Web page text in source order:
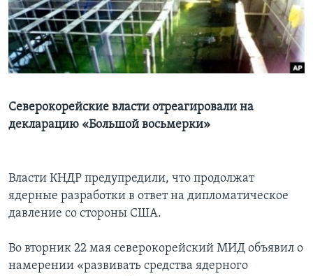
Learning English
СОЦИАЛЬНЫЕ СЕТИ
Языки
Северокорейские власти отреагировали на
декларацию «Большой восьмерки»
Власти КНДР предупредили, что продолжат
ядерные разработки в ответ на дипломатическое
давление со стороны США.
Во вторник 22 мая северокорейский МИД объявил о
намерении «развивать средства ядерного